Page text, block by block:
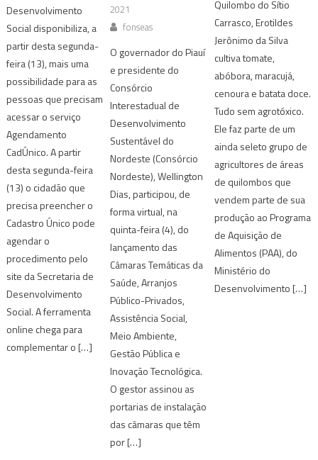
Desenvolvimento
Social disponibiliza, a
partir desta segunda-
feira (13), mais uma
possibilidade para as
pessoas que precisam
acessar o serviço
Agendamento
CadÚnico. A partir
desta segunda-feira
(13) o cidadão que
precisa preencher o
Cadastro Único pode
agendar o
procedimento pelo
site da Secretaria de
Desenvolvimento
Social. A ferramenta
online chega para
complementar o […]
2021
fonseas
O governador do Piauí
e presidente do
Consórcio
Interestadual de
Desenvolvimento
Sustentável do
Nordeste (Consórcio
Nordeste), Wellington
Dias, participou, de
forma virtual, na
quinta-feira (4), do
lançamento das
Câmaras Temáticas da
Saúde, Arranjos
Público-Privados,
Assistência Social,
Meio Ambiente,
Gestão Pública e
Inovação Tecnológica.
O gestor assinou as
portarias de instalação
das câmaras que têm
por […]
Quilombo do Sítio
Carrasco, Erotildes
Jerônimo da Silva
cultiva tomate,
abóbora, maracujá,
cenoura e batata doce.
Tudo sem agrotóxico.
Ele faz parte de um
ainda seleto grupo de
agricultores de áreas
de quilombos que
vendem parte de sua
produção ao Programa
de Aquisição de
Alimentos (PAA), do
Ministério do
Desenvolvimento […]